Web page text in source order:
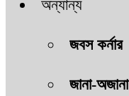
অন্যান্য
জবস কর্নার
জানা-অজানা